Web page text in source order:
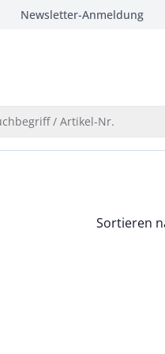
Newsletter-Anmeldung
/ Artikel-Nr.
Menü
Sortieren